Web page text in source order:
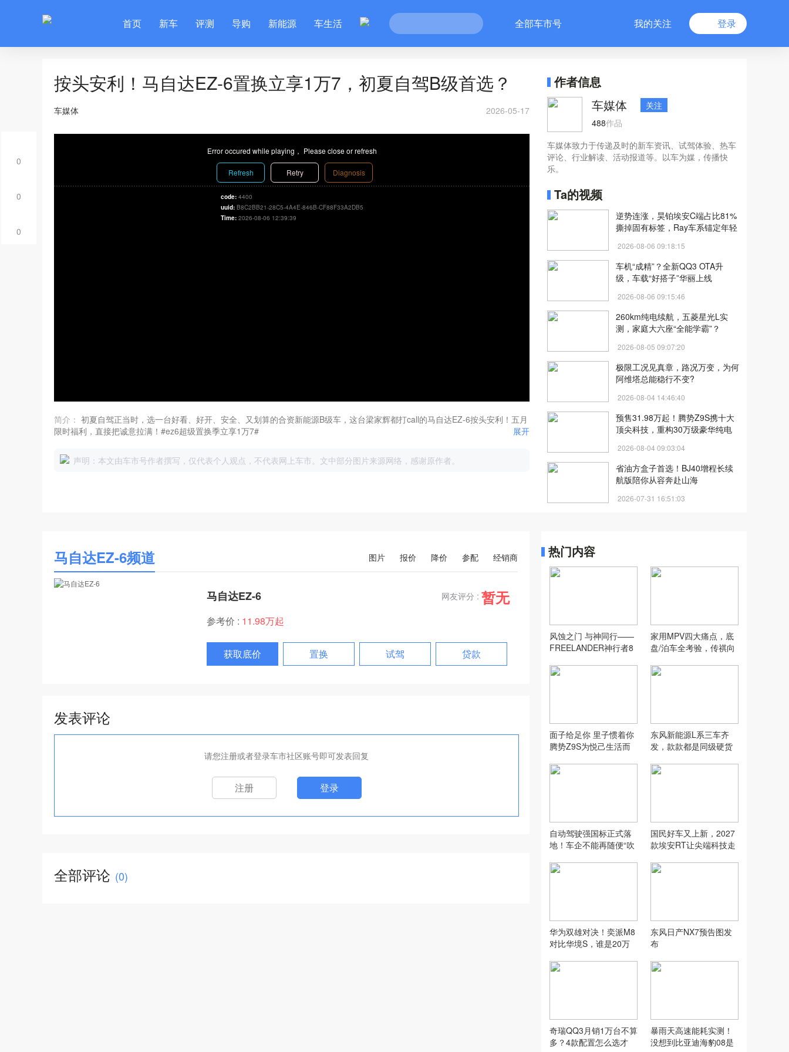
首页 新车 评测 导购 新能源 车生活 全部车市号 我的关注 登录
0
0
0
按头安利！马自达EZ-6置换立享1万7，初夏自驾B级首选？
车媒体 2026-05-17
Error occured while playing， Please close or refresh
Refresh Retry Diagnosis
code: 4400
uuid: B8C2BB21-28C5-4A4E-846B-CF88F33A2DB5
Time: 2026-08-06 12:39:39
简介： 初夏自驾正当时，选一台好看、好开、安全、又划算的合资新能源B级车，这台梁家辉都打call的马自达EZ-6按头安利！五月
限时福利，直接把诚意拉满！#ez6超级置换季立享1万7#
展开
声明：本文由车市号作者撰写，仅代表个人观点，不代表网上车市。文中部分图片来源网络，感谢原作者。
作者信息
车媒体
关注
488作品
车媒体致力于传递及时的新车资讯、试驾体验、热车
评论、行业解读、活动报道等。以车为媒，传播快
乐。
Ta的视频
逆势连涨，昊铂埃安C端占比81%
撕掉固有标签，Ray车系锚定年轻
2026-08-06 09:18:15
车机“成精”？全新QQ3 OTA升
级，车载“好搭子”华丽上线
2026-08-06 09:15:46
260km纯电续航，五菱星光L实
测，家庭大六座“全能学霸”？
2026-08-05 09:07:20
极限工况见真章，路况万变，为何
阿维塔总能稳行不变?
2026-08-04 14:46:40
预售31.98万起！腾势Z9S携十大
顶尖科技，重构30万级豪华纯电
2026-08-04 09:03:04
省油方盒子首选！BJ40增程长续
航版陪你从容奔赴山海
2026-07-31 16:51:03
马自达EZ-6频道 经销商
参配
降价
报价
图片
马自达EZ-6 网友评分 : 暂无
参考价 : 11.98万起
获取底价 置换 试驾 贷款
发表评论
请您注册或者登录车市社区账号即可发表回复
注册 登录
全部评论 (0)
热门内容
风蚀之门 与神同行——
FREELANDER神行者8
家用MPV四大痛点，底
盘/泊车全考验，传祺向
面子给足你 里子惯着你
腾势Z9S为悦己生活而
东风新能源L系三车齐
发，款款都是同级硬货
自动驾驶强国标正式落
地！车企不能再随便“吹
国民好车又上新，2027
款埃安RT让尖端科技走
华为双雄对决！奕派M8
对比华境S，谁是20万
东风日产NX7预告图发
布
奇瑞QQ3月销1万台不算
多？4款配置怎么选才
暴雨天高速能耗实测！
没想到比亚迪海豹08是